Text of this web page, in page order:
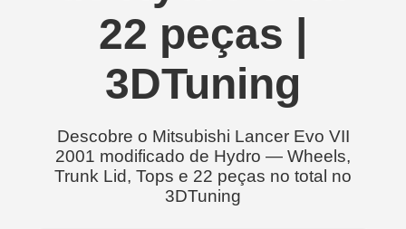
22 peças |
3DTuning
Descobre o Mitsubishi Lancer Evo VII
2001 modificado de Hydro — Wheels,
Trunk Lid, Tops e 22 peças no total no
3DTuning